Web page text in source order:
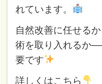
れています。
自然改善に任せる
術を取り入れるか
要です
詳しくはこちら